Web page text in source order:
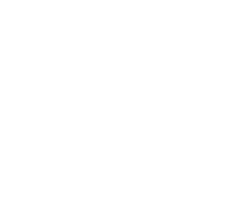
flere artikler